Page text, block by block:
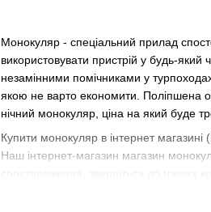
Монокуляр - спеціальний прилад
використовувати пристрій у будь-який
незамінними помічниками у
якою не варто економити. Поліпшена
нічний монокуляр, ціна на який буде
Купити монокуляр в інтернет магазині
Наш інтернет-магазин магазин
спостереження, зверніться до наших